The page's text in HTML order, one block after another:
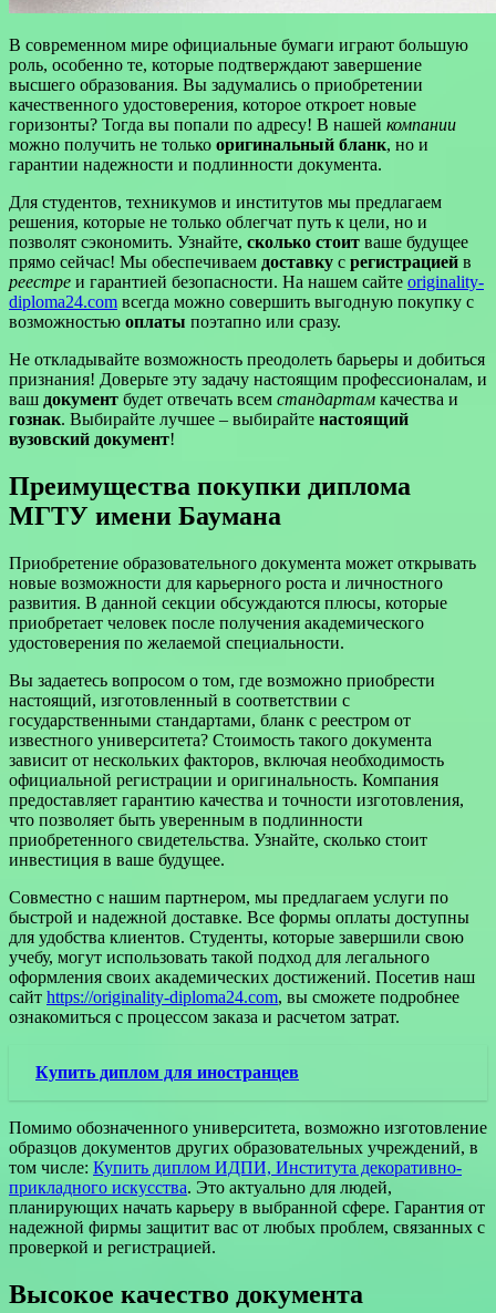
В современном мире официальные бумаги играют большую
роль, особенно те, которые подтверждают завершение
высшего образования. Вы задумались о приобретении
качественного удостоверения, которое откроет новые
горизонты? Тогда вы попали по адресу! В нашей компании
можно получить не только оригинальный бланк, но и
гарантии надежности и подлинности документа.
Для студентов, техникумов и институтов мы предлагаем
решения, которые не только облегчат путь к цели, но и
позволят сэкономить. Узнайте, сколько стоит ваше будущее
прямо сейчас! Мы обеспечиваем доставку с регистрацией в
реестре и гарантией безопасности. На нашем сайте originality-
diploma24.com всегда можно совершить выгодную покупку с
возможностью оплаты поэтапно или сразу.
Не откладывайте возможность преодолеть барьеры и добиться
признания! Доверьте эту задачу настоящим профессионалам, и
ваш документ будет отвечать всем стандартам качества и
гознак. Выбирайте лучшее – выбирайте настоящий
вузовский документ!
Преимущества покупки диплома
МГТУ имени Баумана
Приобретение образовательного документа может открывать
новые возможности для карьерного роста и личностного
развития. В данной секции обсуждаются плюсы, которые
приобретает человек после получения академического
удостоверения по желаемой специальности.
Вы задаетесь вопросом о том, где возможно приобрести
настоящий, изготовленный в соответствии с
государственными стандартами, бланк с реестром от
известного университета? Стоимость такого документа
зависит от нескольких факторов, включая необходимость
официальной регистрации и оригинальность. Компания
предоставляет гарантию качества и точности изготовления,
что позволяет быть уверенным в подлинности
приобретенного свидетельства. Узнайте, сколько стоит
инвестиция в ваше будущее.
Совместно с нашим партнером, мы предлагаем услуги по
быстрой и надежной доставке. Все формы оплаты доступны
для удобства клиентов. Студенты, которые завершили свою
учебу, могут использовать такой подход для легального
оформления своих академических достижений. Посетив наш
сайт https://originality-diploma24.com, вы сможете подробнее
ознакомиться с процессом заказа и расчетом затрат.
Купить диплом для иностранцев
Помимо обозначенного университета, возможно изготовление
образцов документов других образовательных учреждений, в
том числе: Купить диплом ИДПИ, Института декоративно-
прикладного искусства. Это актуально для людей,
планирующих начать карьеру в выбранной сфере. Гарантия от
надежной фирмы защитит вас от любых проблем, связанных с
проверкой и регистрацией.
Высокое качество документа